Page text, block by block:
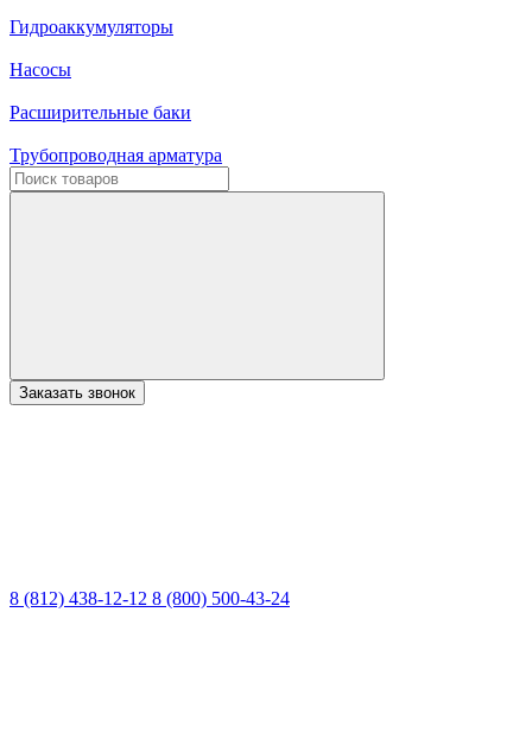
Гидроаккумуляторы
Насосы
Расширительные баки
Трубопроводная арматура
Заказать звонок
8 (812) 438-12-12 8 (800) 500-43-24